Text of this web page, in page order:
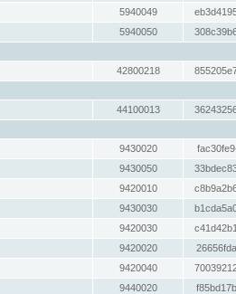
5940049
5940050
42800218
44100013
9430020
9430050
9420010
9430030
9420030
9420020
9420040
9440020